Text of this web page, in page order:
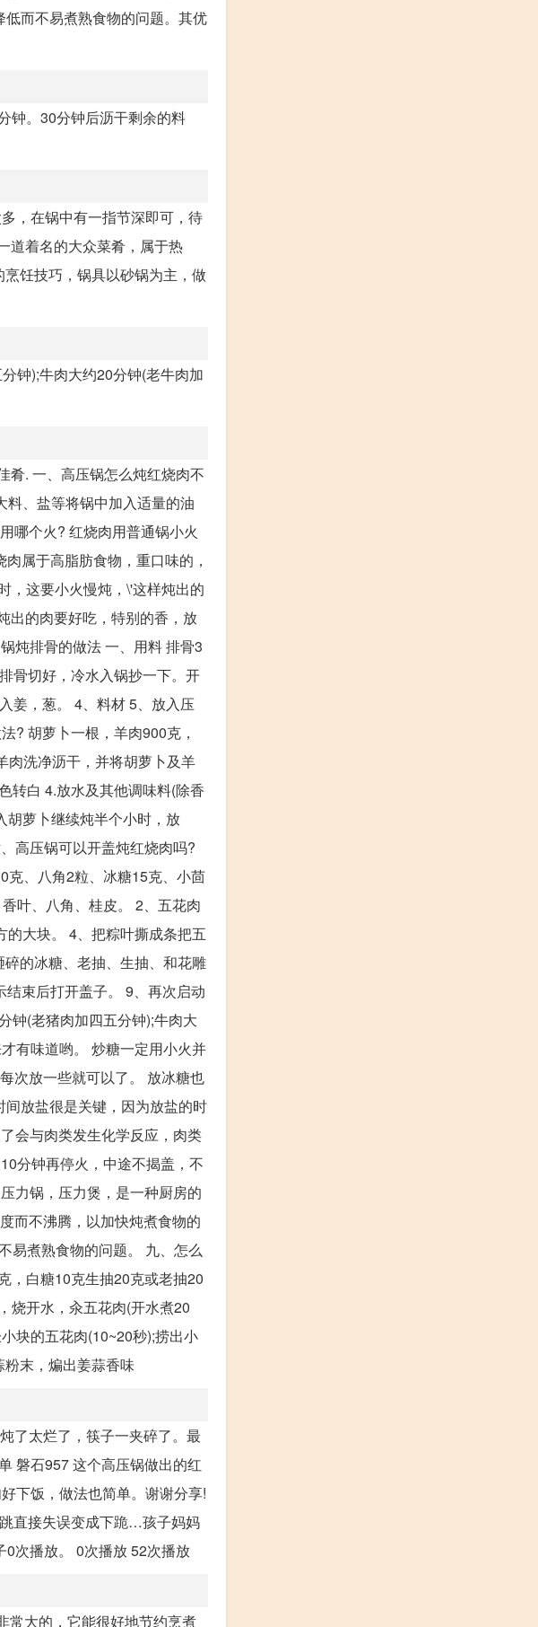
而不易煮熟食物的问题。其优
钟。30分钟后沥干剩余的料
，在锅中有一指节深即可，待
道着名的大众菜肴，属于热
饪技巧，锅具以砂锅为主，做
钟);牛肉大约20分钟(老牛肉加
肴. 一、高压锅怎么炖红烧肉不
、盐等将锅中加入适量的油
哪个火? 红烧肉用普通锅小火
属于高脂肪食物，重口味的，
，这要小火慢炖，\'这样炖出的
出的肉要好吃，特别的香，放
炖排骨的做法 一、用料 排骨3
骨切好，冷水入锅抄一下。开
姜，葱。 4、料材 5、放入压
? 胡萝卜一根，羊肉900克，
肉洗净沥干，并将胡萝卜及羊
转白 4.放水及其他调味料(除香
胡萝卜继续炖半个小时，放
高压锅可以开盖炖红烧肉吗?
克、八角2粒、冰糖15克、小茴
叶、八角、桂皮。 2、五花肉
大块。 4、把粽叶撕成条把五
的冰糖、老抽、生抽、和花雕
束后打开盖子。 9、再次启动
钟(老猪肉加四五分钟);牛肉大
有味道哟。 炒糖一定用小火并
次放一些就可以了。 放冰糖也
放盐很是关键，因为放盐的时
会与肉类发生化学反应，肉类
分钟再停火，中途不揭盖，不
力锅，压力煲，是一种厨房的
而不沸腾，以加快炖煮食物的
易煮熟食物的问题。 九、怎么
，白糖10克生抽20克或老抽20
烧开水，汆五花肉(开水煮20
块的五花肉(10~20秒);捞出小
末，煸出姜蒜香味
了太烂了，筷子一夹碎了。最
磐石957 这个高压锅做出的红
下饭，做法也简单。谢谢分享!
直接失误变成下跪…孩子妈妈
次播放。 0次播放 52次播放
常大的，它能很好地节约烹煮